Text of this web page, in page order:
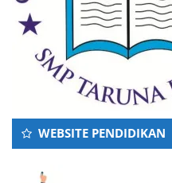
WEBSITE PENDIDIKAN